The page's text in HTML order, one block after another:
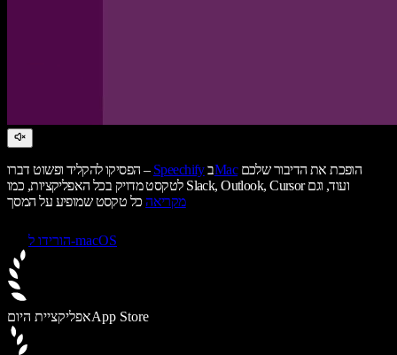
הפסיקו להקליד ופשוט דברו – Speechify בMacהופכת את הדיבור שלכם
לטקסט מדויק בכל האפליקציות, כמו Slack, Outlook, Cursor ועוד, וגם
מקריאהכל טקסט שמופיע על המסך
הורידו ל-macOS
אפליקציית היוםApp Store